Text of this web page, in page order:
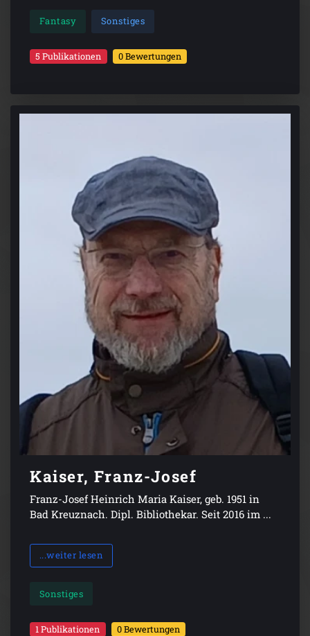
Fantasy Sonstiges
5 Publikationen 0 Bewertungen
Kaiser, Franz-Josef
Franz-Josef Heinrich Maria Kaiser, geb. 1951 in
Bad Kreuznach. Dipl. Bibliothekar. Seit 2016 im ...
...weiter lesen
Sonstiges
1 Publikationen 0 Bewertungen